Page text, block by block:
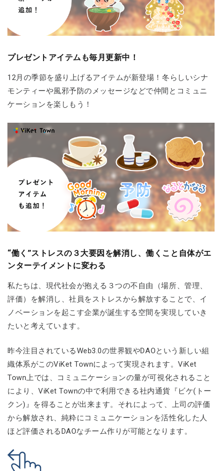
プレゼントアイテムも毎月更新中！
12月の季節を盛り上げるアイテムが新登場！冬らしいシナ
モンティーや風邪予防のメッセージなどで仲間とコミュニ
ケーションを楽しもう！
“働く”ストレスの３大要因を解消し、働くこと自体がエ
ンターテイメントに変わる
私たちは、現代社会が抱える３つの不自由（場所、管理、
評価）を解消し、社員をストレスから解放することで、イ
ノベーションを起こす企業が誕生する空間を実現していき
たいと考えています。
昨今注目されているWeb3.0の世界観やDAOという新しい組
織体系がこのViKet Townによって実現されます。ViKet
Town上では、コミュニケーションの量が可視化されること
により、ViKet Townの中で利用できる社内通貨『ビケ(トー
クン)』を得ることが出来ます。それによって、上司の評価
から解放され、純粋にコミュニケーションを活性化した人
ほど評価されるDAOなチーム作りが可能となります。